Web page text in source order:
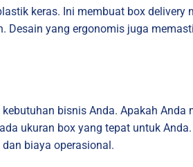
keras. Ini membuat box delivery
yang ergonomis juga
bisnis Anda. Apakah Anda
ukuran box yang tepat untuk
biaya operasional.